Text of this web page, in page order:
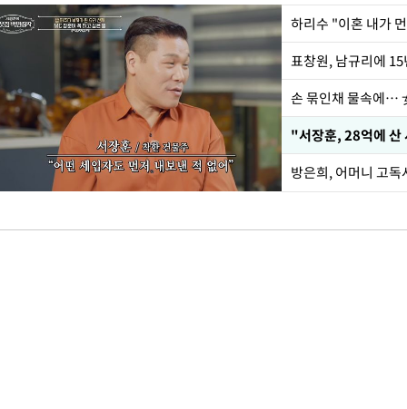
하리수 "이혼 내가
손 묶인채 물속에…
"서장훈, 28억에 산
방은희, 어머니 고